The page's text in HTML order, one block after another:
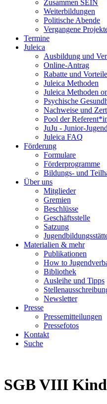
Zusammen SEIN
Weiterbildungen
Politische Abende
Vergangene
Termine
Juleica
Ausbildung und
Online-Antrag
Rabatte und Vorteile
Juleica Methoden
Juleica Methoden
Psychische
Nachweise und
Pool der
JuJu - Junior-
Juleica FAQ
Förderung
Formulare
Förderprogramme
Bildungs- und
Über uns
Mitglieder
Gremien
Beschlüsse
Geschäftsstelle
Satzung
Materialien & mehr
Publikationen
How to
Bibliothek
Ausleihe und Tipps
Newsletter
Presse
Pressemitteilungen
Pressefotos
Kontakt
Suche
SGB VIII